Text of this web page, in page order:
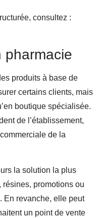
consultez :
pharmacie
produits à base de
certains clients, mais
boutique spécialisée.
de l’établissement,
de la
la solution la plus
promotions ou
En revanche, elle peut
un point de vente